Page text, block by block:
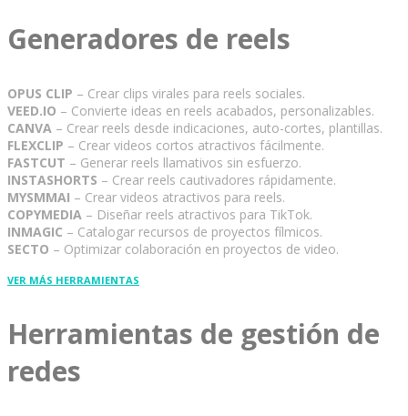
Generadores de reels
OPUS CLIP – Crear clips virales para reels sociales.
VEED.IO – Convierte ideas en reels acabados, personalizables.
CANVA – Crear reels desde indicaciones, auto-cortes, plantillas.
FLEXCLIP – Crear videos cortos atractivos fácilmente.
FASTCUT – Generar reels llamativos sin esfuerzo.
INSTASHORTS – Crear reels cautivadores rápidamente.
MYSMMAI – Crear videos atractivos para reels.
COPYMEDIA – Diseñar reels atractivos para TikTok.
INMAGIC – Catalogar recursos de proyectos fílmicos.
SECTO – Optimizar colaboración en proyectos de video.
VER MÁS HERRAMIENTAS
Herramientas de gestión de
redes